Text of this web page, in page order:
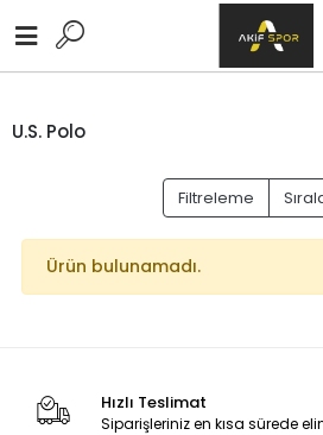
U.S. Polo
Filtreleme
Ürün bulunamadı.
Hızlı Teslimat
Siparişleriniz en kısa sürede